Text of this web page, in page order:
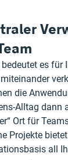
es für
die
Alltag dann
Ort für
Projekte
all